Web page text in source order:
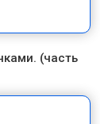
(часть